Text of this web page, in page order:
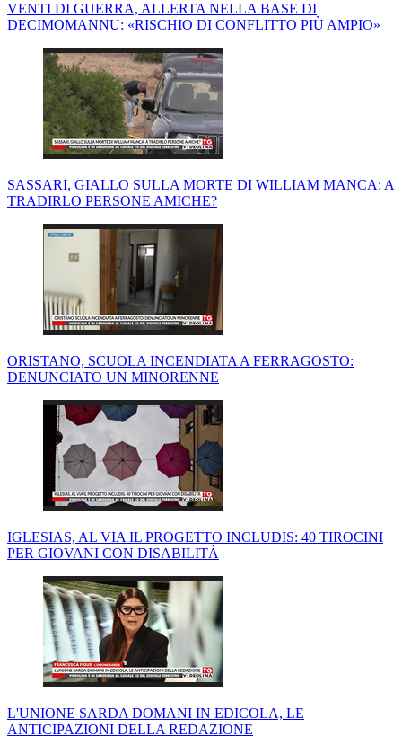
VENTI DI GUERRA, ALLERTA NELLA BASE DI
DECIMOMANNU: «RISCHIO DI CONFLITTO PIÙ AMPIO»
SASSARI, GIALLO SULLA MORTE DI WILLIAM MANCA: A
TRADIRLO PERSONE AMICHE?
ORISTANO, SCUOLA INCENDIATA A FERRAGOSTO:
DENUNCIATO UN MINORENNE
IGLESIAS, AL VIA IL PROGETTO INCLUDIS: 40 TIROCINI
PER GIOVANI CON DISABILITÀ
L'UNIONE SARDA DOMANI IN EDICOLA, LE
ANTICIPAZIONI DELLA REDAZIONE